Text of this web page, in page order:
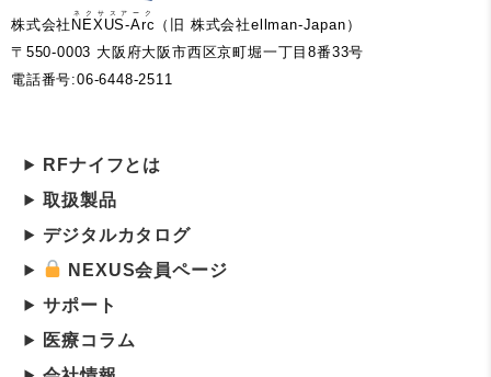
株式会社 NEXUS-Arc
ネクサスアーク
（旧 株式会社ellman-Japan）
〒550-0003 大阪府大阪市西区京町堀一丁目8番33号
電話番号:06-6448-2511
RFナイフとは
取扱製品
デジタルカタログ
NEXUS会員ページ
サポート
医療コラム